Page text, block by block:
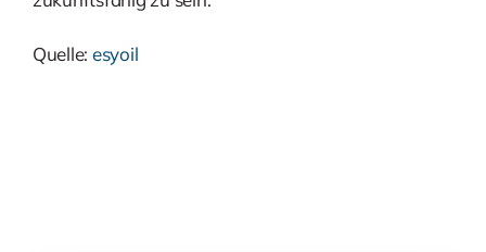
Quelle: esyoil